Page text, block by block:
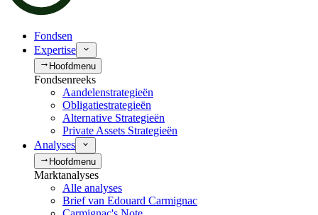
Fondsen
Expertise
Hoofdmenu
Fondsenreeks
Aandelenstrategieën
Obligatiestrategieën
Alternative Strategieën
Private Assets Strategieën
Analyses
Hoofdmenu
Marktanalyses
Alle analyses
Brief van Edouard Carmignac